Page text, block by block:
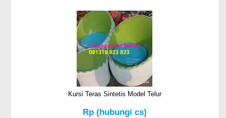
Kursi Teras Sintetis Model Telur
Rp (hubungi cs)